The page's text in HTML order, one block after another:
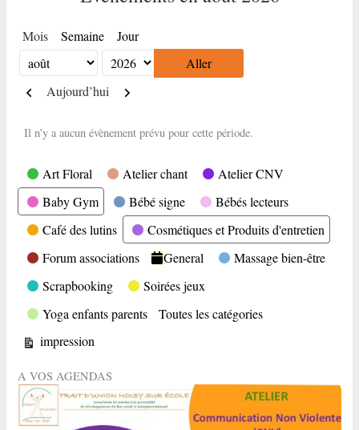
Mois Semaine Jour
Mois
Année
Précédent
Aujourd’hui Suivant
Il n’y a aucun évènement prévu pour cette période.
Catégories
Art Floral Atelier chant
Atelier CNV
Baby Gym
Bébé signe
Bébés lecteurs
Café des lutins
Cosmétiques et Produits d'entretien
Forum associations
General
Massage bien-être
Scrapbooking
Soirées jeux
Yoga enfants parents
Toutes les catégories
Vue
impression
A VOS AGENDAS